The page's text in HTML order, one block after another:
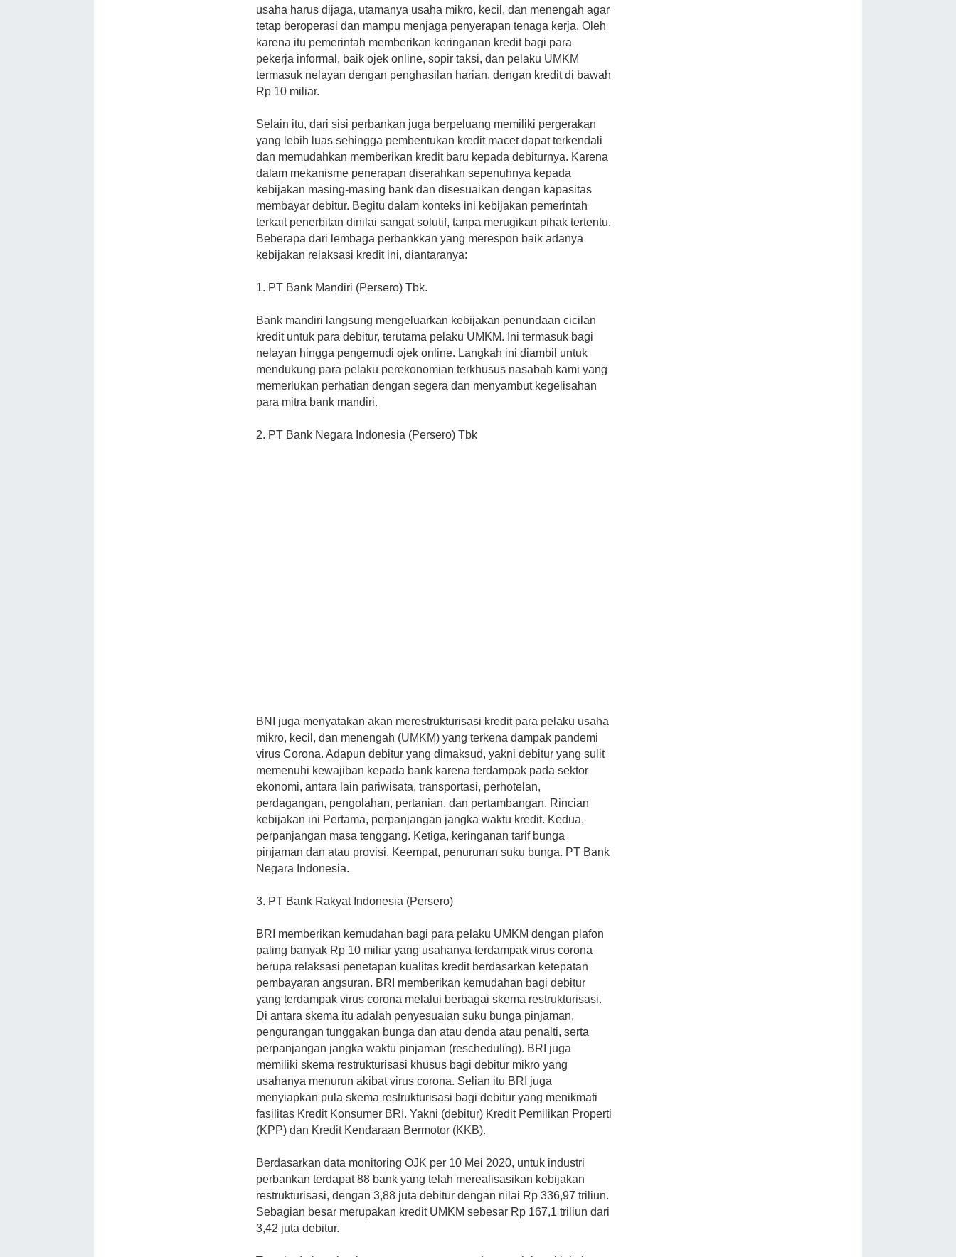
usaha harus dijaga, utamanya usaha mikro, kecil, dan menengah agar
tetap beroperasi dan mampu menjaga penyerapan tenaga kerja. Oleh
karena itu pemerintah memberikan keringanan kredit bagi para
pekerja informal, baik ojek online, sopir taksi, dan pelaku UMKM
termasuk nelayan dengan penghasilan harian, dengan kredit di bawah
Rp 10 miliar.
Selain itu, dari sisi perbankan juga berpeluang memiliki pergerakan
yang lebih luas sehingga pembentukan kredit macet dapat terkendali
dan memudahkan memberikan kredit baru kepada debiturnya. Karena
dalam mekanisme penerapan diserahkan sepenuhnya kepada
kebijakan masing-masing bank dan disesuaikan dengan kapasitas
membayar debitur. Begitu dalam konteks ini kebijakan pemerintah
terkait penerbitan dinilai sangat solutif, tanpa merugikan pihak tertentu.
Beberapa dari lembaga perbankkan yang merespon baik adanya
kebijakan relaksasi kredit ini, diantaranya:
1. PT Bank Mandiri (Persero) Tbk.
Bank mandiri langsung mengeluarkan kebijakan penundaan cicilan
kredit untuk para debitur, terutama pelaku UMKM. Ini termasuk bagi
nelayan hingga pengemudi ojek online. Langkah ini diambil untuk
mendukung para pelaku perekonomian terkhusus nasabah kami yang
memerlukan perhatian dengan segera dan menyambut kegelisahan
para mitra bank mandiri.
2. PT Bank Negara Indonesia (Persero) Tbk
BNI juga menyatakan akan merestrukturisasi kredit para pelaku usaha
mikro, kecil, dan menengah (UMKM) yang terkena dampak pandemi
virus Corona. Adapun debitur yang dimaksud, yakni debitur yang sulit
memenuhi kewajiban kepada bank karena terdampak pada sektor
ekonomi, antara lain pariwisata, transportasi, perhotelan,
perdagangan, pengolahan, pertanian, dan pertambangan. Rincian
kebijakan ini Pertama, perpanjangan jangka waktu kredit. Kedua,
perpanjangan masa tenggang. Ketiga, keringanan tarif bunga
pinjaman dan atau provisi. Keempat, penurunan suku bunga. PT Bank
Negara Indonesia.
3. PT Bank Rakyat Indonesia (Persero)
BRI memberikan kemudahan bagi para pelaku UMKM dengan plafon
paling banyak Rp 10 miliar yang usahanya terdampak virus corona
berupa relaksasi penetapan kualitas kredit berdasarkan ketepatan
pembayaran angsuran. BRI memberikan kemudahan bagi debitur
yang terdampak virus corona melalui berbagai skema restrukturisasi.
Di antara skema itu adalah penyesuaian suku bunga pinjaman,
pengurangan tunggakan bunga dan atau denda atau penalti, serta
perpanjangan jangka waktu pinjaman (rescheduling). BRI juga
memiliki skema restrukturisasi khusus bagi debitur mikro yang
usahanya menurun akibat virus corona. Selian itu BRI juga
menyiapkan pula skema restrukturisasi bagi debitur yang menikmati
fasilitas Kredit Konsumer BRI. Yakni (debitur) Kredit Pemilikan Properti
(KPP) dan Kredit Kendaraan Bermotor (KKB).
Berdasarkan data monitoring OJK per 10 Mei 2020, untuk industri
perbankan terdapat 88 bank yang telah merealisasikan kebijakan
restrukturisasi, dengan 3,88 juta debitur dengan nilai Rp 336,97 triliun.
Sebagian besar merupakan kredit UMKM sebesar Rp 167,1 triliun dari
3,42 juta debitur.